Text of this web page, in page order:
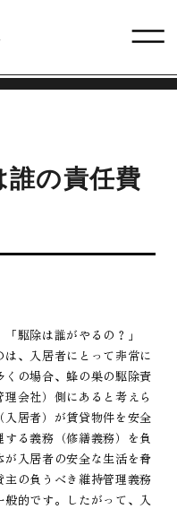
誰の責任費
駆除は誰がやるの？」
は、入居者にとって非常に
の場合、蜂の巣の駆除責
会社）側にあると考えら
居者）が賃貸物件を安全
る義務（修繕義務）を負
入居者の安全な生活を脅
の負うべき維持管理義務
的です。したがって、入